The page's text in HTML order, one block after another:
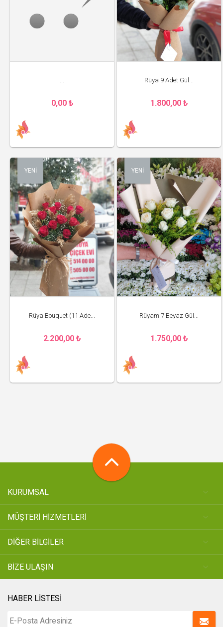
...
0,00 ₺
Rüya 9 Adet Gül...
1.800,00 ₺
YENİ
Rüya Bouquet (11 Ade...
2.200,00 ₺
YENİ
Rüyam 7 Beyaz Gül...
1.750,00 ₺
KURUMSAL
MÜŞTERİ HİZMETLERİ
DİĞER BİLGİLER
BİZE ULAŞIN
HABER LİSTESİ